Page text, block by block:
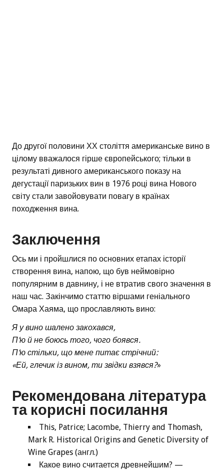
До другої половини ХХ століття американське вино в
цілому вважалося гірше європейського; тільки в
результаті дивного американського показу на
дегустації паризьких вин в 1976 році вина Нового
світу стали завойовувати повагу в країнах
походження вина.
Заключення
Ось ми і пройшлися по основних етапах історії
створення вина, напою, що був неймовірно
популярним в давнину, і не втратив свого значення в
наш час. Закінчимо статтю віршами геніального
Омара Хаяма, що прославляють вино:
Я у вино шалено закохався,
П’ю й не боюсь того, чого боявся.
П’ю стільки, що мене питає стрічний:
«Ей, глечик із вином, ти звідки взявся?»
Рекомендована література
та корисні посилання
This, Patrice; Lacombe, Thierry and Thomash,
Mark R. Historical Origins and Genetic Diversity of
Wine Grapes (англ.)
Какое вино считается древнейшим? —